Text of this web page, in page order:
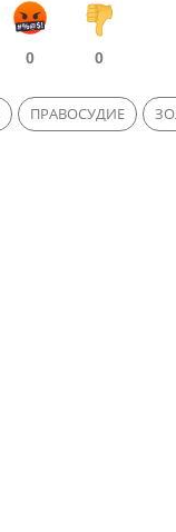
0 0
ПРАВОСУДИЕ